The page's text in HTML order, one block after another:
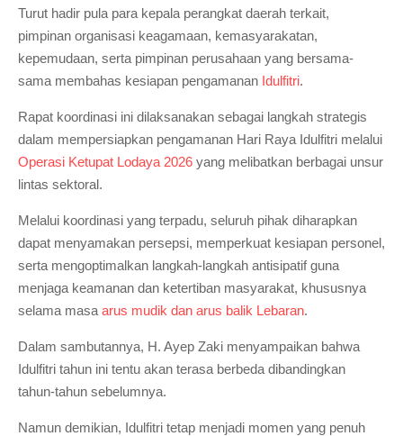
Turut hadir pula para kepala perangkat daerah terkait,
pimpinan organisasi keagamaan, kemasyarakatan,
kepemudaan, serta pimpinan perusahaan yang bersama-
sama membahas kesiapan pengamanan Idulfitri.
Rapat koordinasi ini dilaksanakan sebagai langkah strategis
dalam mempersiapkan pengamanan Hari Raya Idulfitri melalui
Operasi Ketupat Lodaya 2026 yang melibatkan berbagai unsur
lintas sektoral.
Melalui koordinasi yang terpadu, seluruh pihak diharapkan
dapat menyamakan persepsi, memperkuat kesiapan personel,
serta mengoptimalkan langkah-langkah antisipatif guna
menjaga keamanan dan ketertiban masyarakat, khususnya
selama masa arus mudik dan arus balik Lebaran.
Dalam sambutannya, H. Ayep Zaki menyampaikan bahwa
Idulfitri tahun ini tentu akan terasa berbeda dibandingkan
tahun-tahun sebelumnya.
Namun demikian, Idulfitri tetap menjadi momen yang penuh